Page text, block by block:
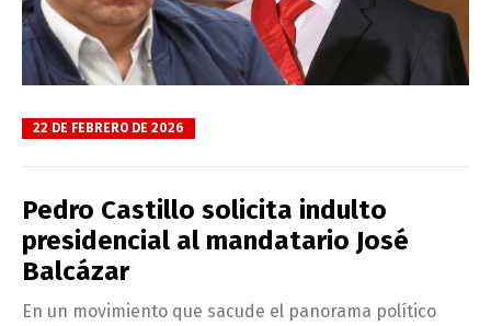
22 DE FEBRERO DE 2026
Pedro Castillo solicita indulto
presidencial al mandatario José
Balcázar
En un movimiento que sacude el panorama político